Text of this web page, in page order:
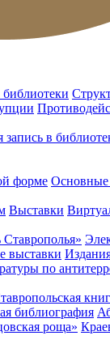
запись в
форме Основные
Выставки
выставки
по
библиография
роща»